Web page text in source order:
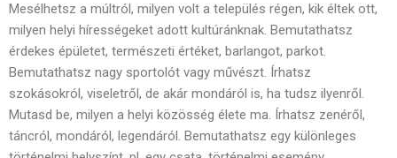
Mesélhetsz a múltról, milyen volt a település régen, kik éltek ott,
milyen helyi hírességeket adott kultúránknak. Bemutathatsz
érdekes épületet, természeti értéket, barlangot, parkot.
Bemutathatsz nagy sportolót vagy művészt. Írhatsz
szokásokról, viseletről, de akár mondáról is, ha tudsz ilyenről.
Mutasd be, milyen a helyi közösség élete ma. Írhatsz zenéről,
táncról, mondáról, legendáról. Bemutathatsz egy különleges